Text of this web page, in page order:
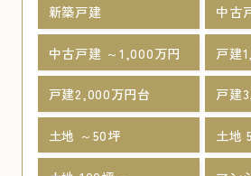
新築戸建 中古
中古戸建 ～1,000万円 戸建
戸建2,000万円台 戸建
土地 ～50坪 土地